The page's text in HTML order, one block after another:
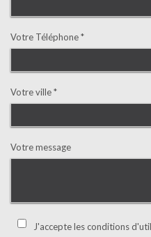
Votre Téléphone *
Votre ville *
Votre message
J'accepte les conditions